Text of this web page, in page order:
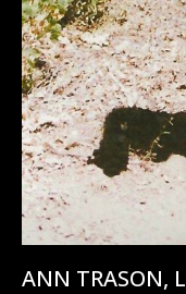
ANN TRASON,